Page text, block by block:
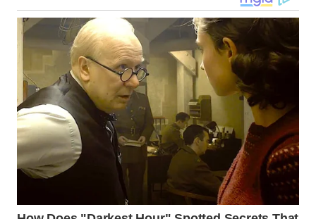
WN
INDRAMAYU
WN
KUNINGAN
WN
MAJALENGKA
SUBANG